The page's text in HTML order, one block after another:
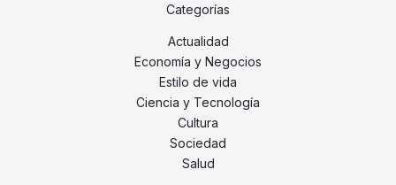
Categorías
Actualidad
Economía y Negocios
Estilo de vida
Ciencia y Tecnología
Cultura
Sociedad
Salud